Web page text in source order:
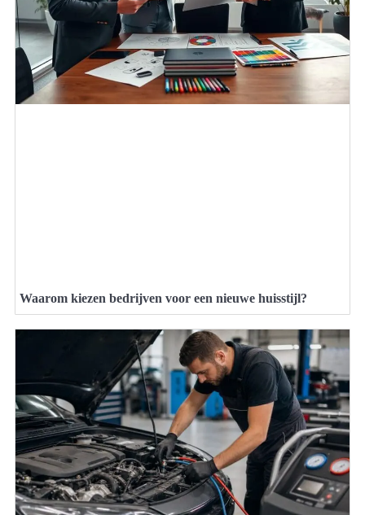
Waarom kiezen bedrijven voor een nieuwe huisstijl?